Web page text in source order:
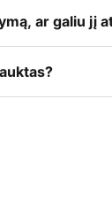
ar galiu jį